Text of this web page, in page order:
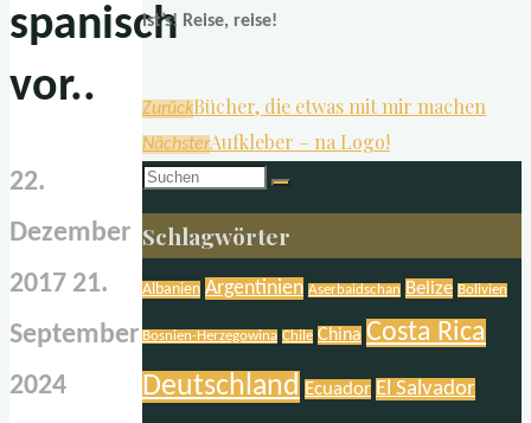
spanisch
vor..
22.
Dezember
2017 21.
September
2024
ist’s! Reise, reise!
ZurückBücher, die etwas mit mir machen
NächsterAufkleber – na Logo!
Suchen
nach:
Schlagwörter
Albanien Argentinien Aserbaidschan Belize Bolivien
Bosnien-Herzegowina Chile China Costa Rica
Deutschland Ecuador El Salvador